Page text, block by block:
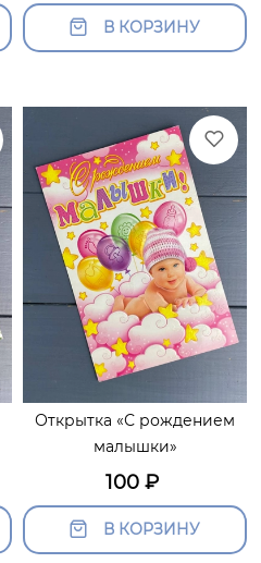
В КОРЗИНУ
Открытка «С рождением
малышки»
100 ₽
В КОРЗИНУ